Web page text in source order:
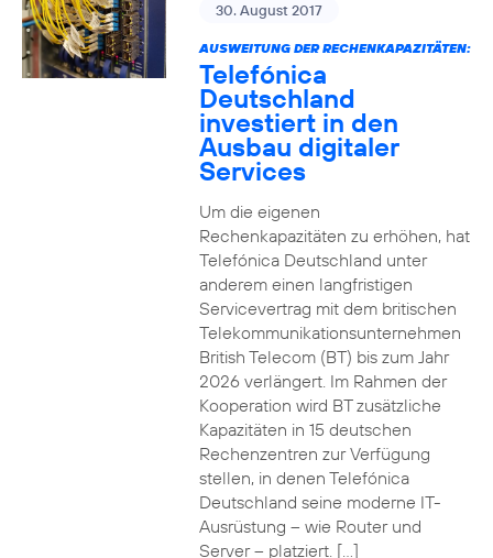
30. August 2017
AUSWEITUNG DER RECHENKAPAZITÄTEN:
Telefónica
Deutschland
investiert in den
Ausbau digitaler
Services
Um die eigenen
Rechenkapazitäten zu erhöhen, hat
Telefónica Deutschland unter
anderem einen langfristigen
Servicevertrag mit dem britischen
Telekommunikationsunternehmen
British Telecom (BT) bis zum Jahr
2026 verlängert. Im Rahmen der
Kooperation wird BT zusätzliche
Kapazitäten in 15 deutschen
Rechenzentren zur Verfügung
stellen, in denen Telefónica
Deutschland seine moderne IT-
Ausrüstung – wie Router und
Server – platziert. […]